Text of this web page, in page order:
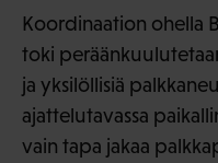
Koordinaation ohella
toki
ja yksilöllisiä
ajattelutavassa
vain tapa jakaa